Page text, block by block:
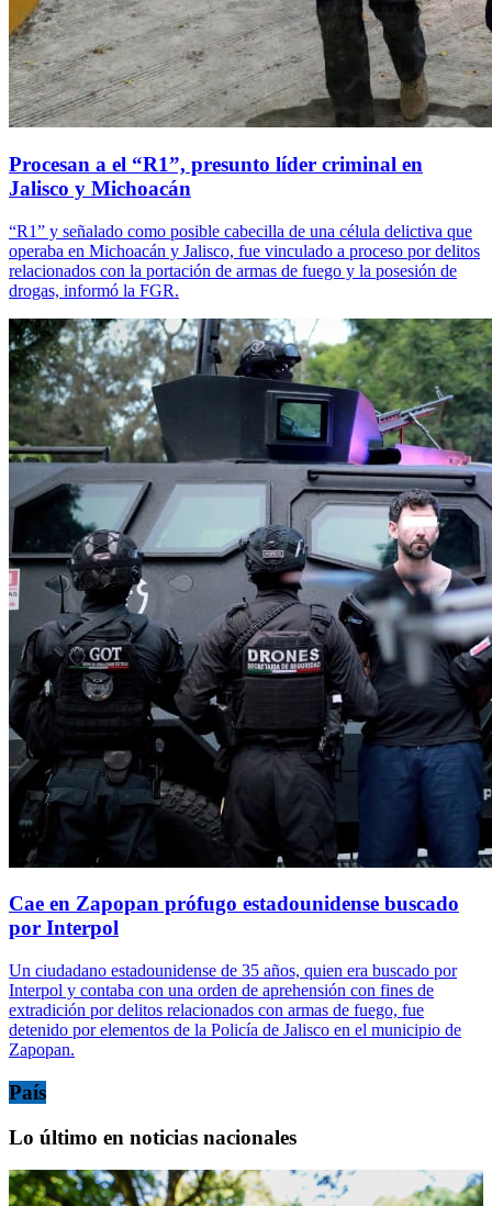
Procesan a el “R1”, presunto líder criminal en
Jalisco y Michoacán
“R1” y señalado como posible cabecilla de una célula delictiva que
operaba en Michoacán y Jalisco, fue vinculado a proceso por delitos
relacionados con la portación de armas de fuego y la posesión de
drogas, informó la FGR.
Cae en Zapopan prófugo estadounidense buscado
por Interpol
Un ciudadano estadounidense de 35 años, quien era buscado por
Interpol y contaba con una orden de aprehensión con fines de
extradición por delitos relacionados con armas de fuego, fue
detenido por elementos de la Policía de Jalisco en el municipio de
Zapopan.
País
Lo último en noticias nacionales